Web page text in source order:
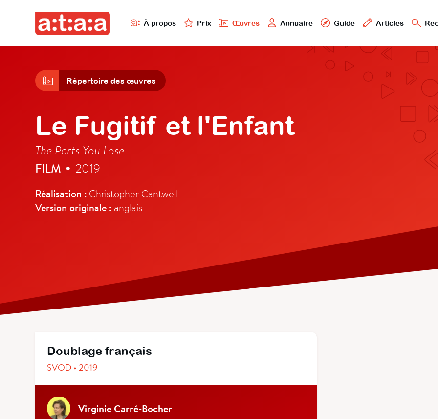
À propos Prix Œuvres Annuaire Guide Articles
Répertoire des œuvres
Le Fugitif et l'Enfant
The Parts You Lose
FILM • 2019
Réalisation : Christopher Cantwell
Version originale : anglais
Doublage français
SVOD • 2019
Virginie Carré-Bocher